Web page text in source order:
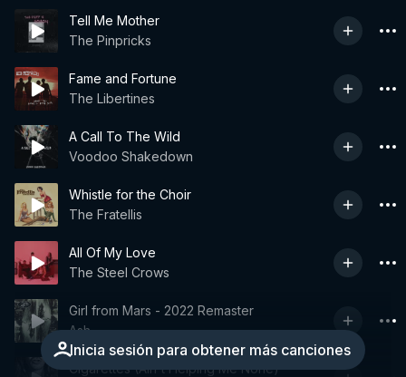
Tell Me Mother
The Pinpricks
Fame and Fortune
The Libertines
A Call To The Wild
Voodoo Shakedown
Whistle for the Choir
The Fratellis
All Of My Love
The Steel Crows
Inicia sesión para obtener más canciones
Girl from Mars - 2022 Remaster
Ash
Cigarettes (Ain't Helping Me None)